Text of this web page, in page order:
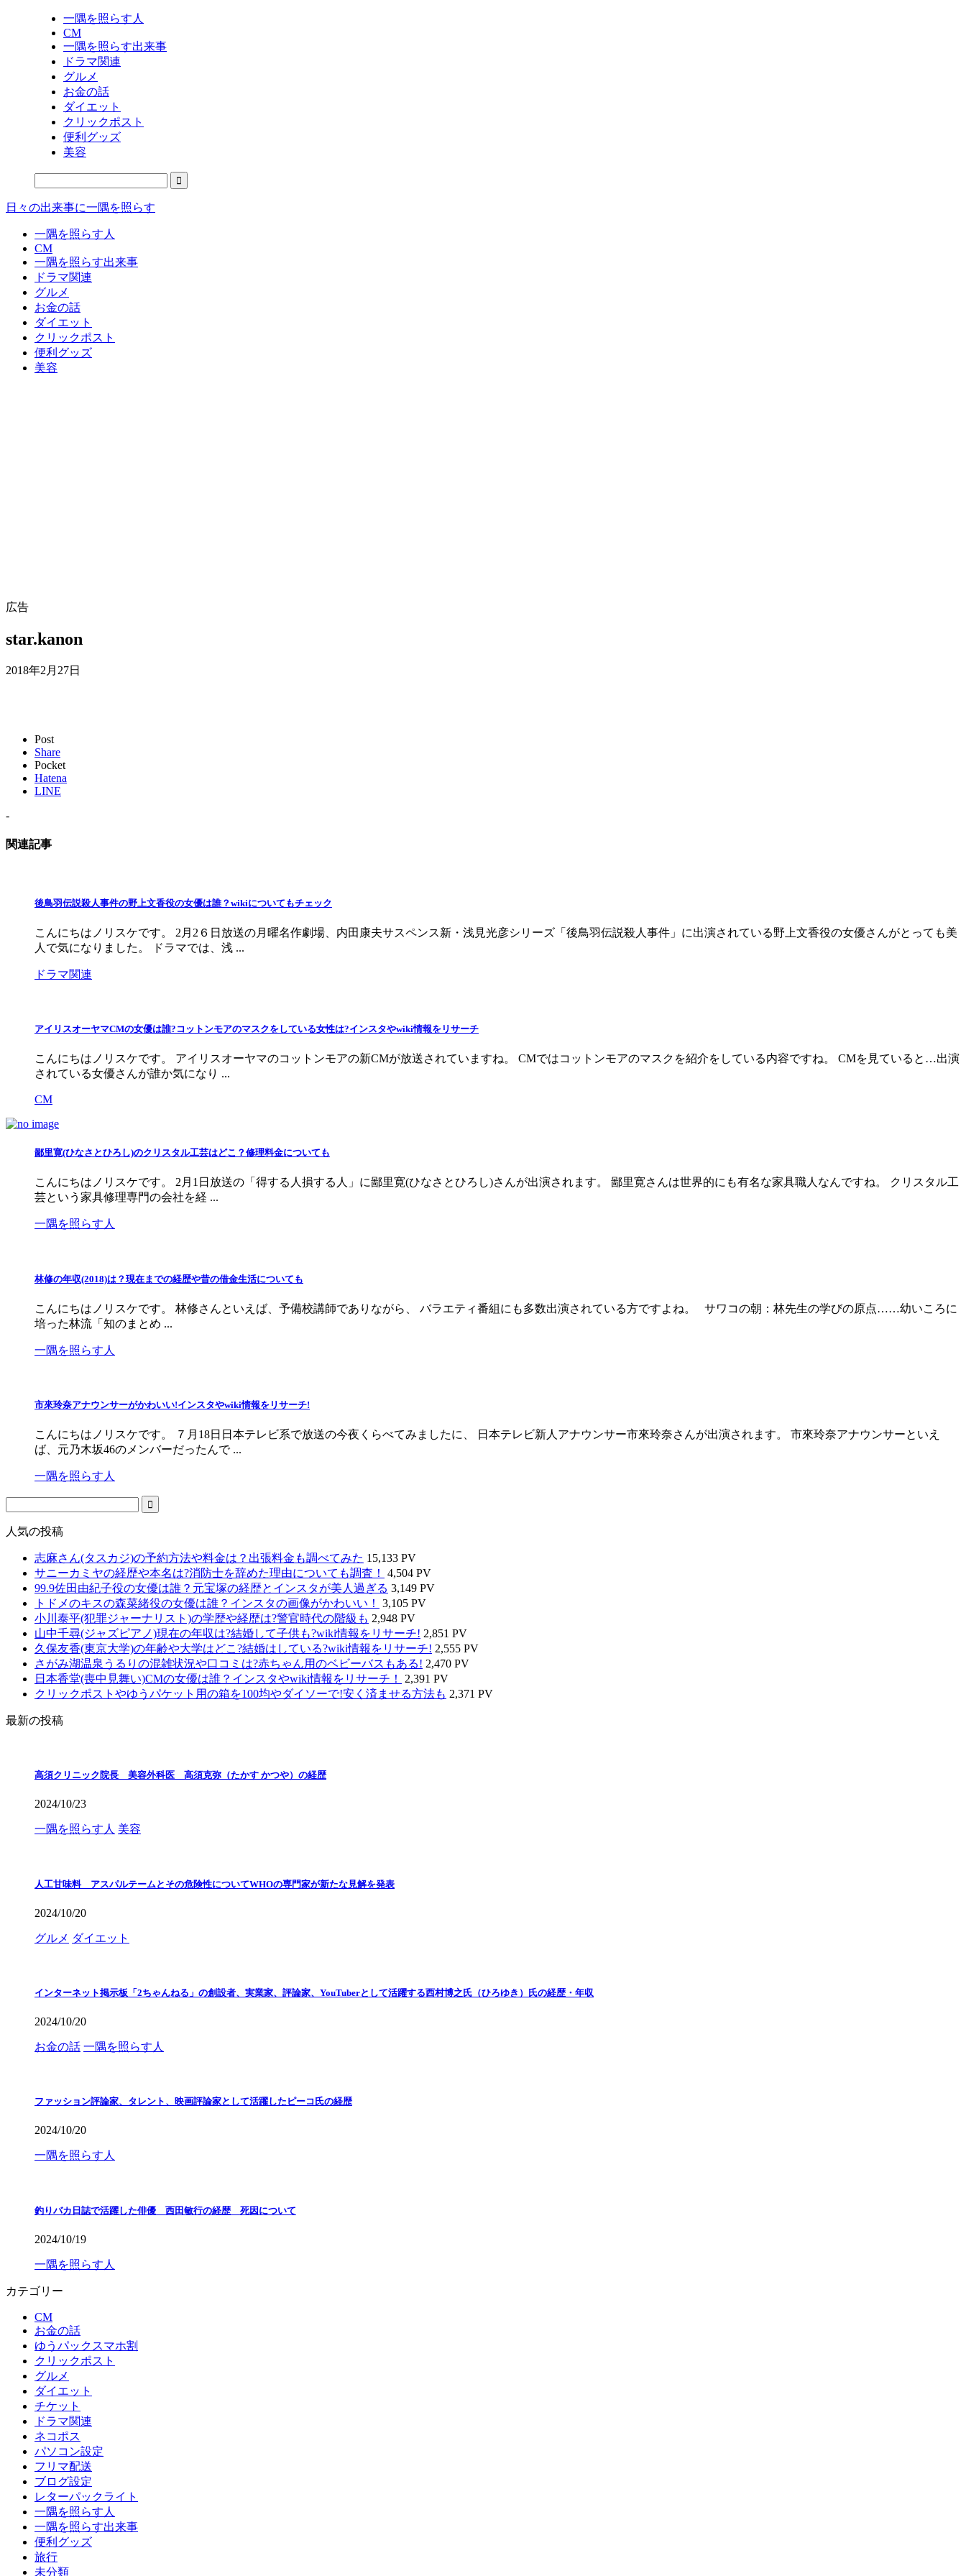
一隅を照らす人
CM
一隅を照らす出来事
ドラマ関連
グルメ
お金の話
ダイエット
クリックポスト
便利グッズ
美容
日々の出来事に一隅を照らす
一隅を照らす人
CM
一隅を照らす出来事
ドラマ関連
グルメ
お金の話
ダイエット
クリックポスト
便利グッズ
美容
広告
star.kanon
2018年2月27日
Post
Share
Pocket
Hatena
LINE
-
関連記事
後鳥羽伝説殺人事件の野上文香役の女優は誰？wikiについてもチェック
こんにちはノリスケです。 2月2６日放送の月曜名作劇場、内田康夫サスペンス新・浅見光彦シリーズ「後鳥羽伝説殺人事件」に出演されている野上文香役の女優さんがとっても美
人で気になりました。 ドラマでは、浅 ...
ドラマ関連
アイリスオーヤマCMの女優は誰?コットンモアのマスクをしている女性は?インスタやwiki情報をリサーチ
こんにちはノリスケです。 アイリスオーヤマのコットンモアの新CMが放送されていますね。 CMではコットンモアのマスクを紹介をしている内容ですね。 CMを見ていると…出演
されている女優さんが誰か気になり ...
CM
鄙里寛(ひなさとひろし)のクリスタル工芸はどこ？修理料金についても
こんにちはノリスケです。 2月1日放送の「得する人損する人」に鄙里寛(ひなさとひろし)さんが出演されます。 鄙里寛さんは世界的にも有名な家具職人なんですね。 クリスタル工
芸という家具修理専門の会社を経 ...
一隅を照らす人
林修の年収(2018)は？現在までの経歴や昔の借金生活についても
こんにちはノリスケです。 林修さんといえば、予備校講師でありながら、 バラエティ番組にも多数出演されている方ですよね。 サワコの朝：林先生の学びの原点……幼いころに
培った林流「知のまとめ ...
一隅を照らす人
市來玲奈アナウンサーがかわいい!インスタやwiki情報をリサーチ!
こんにちはノリスケです。 ７月18日日本テレビ系で放送の今夜くらべてみましたに、 日本テレビ新人アナウンサー市來玲奈さんが出演されます。 市來玲奈アナウンサーといえ
ば、元乃木坂46のメンバーだったんで ...
一隅を照らす人
人気の投稿
志麻さん(タスカジ)の予約方法や料金は？出張料金も調べてみた 15,133 PV
サニーカミヤの経歴や本名は?消防士を辞めた理由についても調査！
4,504 PV
99.9佐田由紀子役の女優は誰？元宝塚の経歴とインスタが美人過ぎる 3,149 PV
トドメのキスの森菜緒役の女優は誰？インスタの画像がかわいい！
3,105 PV
小川泰平(犯罪ジャーナリスト)の学歴や経歴は?警官時代の階級も 2,948 PV
山中千尋(ジャズピアノ)現在の年収は?結婚して子供も?wiki情報をリサーチ! 2,851 PV
久保友香(東京大学)の年齢や大学はどこ?結婚はしている?wiki情報をリサーチ! 2,555 PV
さがみ湖温泉うるりの混雑状況や口コミは?赤ちゃん用のベビーバスもある! 2,470 PV
日本香堂(喪中見舞い)CMの女優は誰？インスタやwiki情報をリサーチ！
2,391 PV
クリックポストやゆうパケット用の箱を100均やダイソーで!安く済ませる方法も 2,371 PV
最新の投稿
高須クリニック院長 美容外科医 高須克弥（たかす かつや）の経歴
2024/10/23
一隅を照らす人 美容
人工甘味料 アスパルテームとその危険性についてWHOの専門家が新たな見解を発表
2024/10/20
グルメ ダイエット
インターネット掲示板「2ちゃんねる」の創設者、実業家、評論家、YouTuberとして活躍する西村博之氏（ひろゆき）氏の経歴・年収
2024/10/20
お金の話 一隅を照らす人
ファッション評論家、タレント、映画評論家として活躍したピーコ氏の経歴
2024/10/20
一隅を照らす人
釣りバカ日誌で活躍した俳優 西田敏行の経歴 死因について
2024/10/19
一隅を照らす人
カテゴリー
CM
お金の話
ゆうパックスマホ割
クリックポスト
グルメ
ダイエット
チケット
ドラマ関連
ネコポス
パソコン設定
フリマ配送
ブログ設定
レターパックライト
一隅を照らす人
一隅を照らす出来事
便利グッズ
旅行
未分類